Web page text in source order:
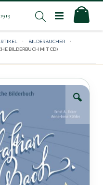
Suche
BILDERBÜCHER
BILDERBUCH MIT CD)